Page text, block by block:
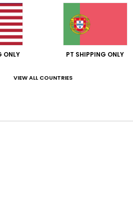
Surfing By Moonlight
Top Lounge super suave Preto Mulher
50,00 €
ONLY PT SHIPPING ONLY
VIEW ALL COUNTRIES